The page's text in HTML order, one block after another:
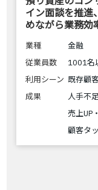
イン面談を推進
めながら業務効
業種
金融
従業員数
1001名
利用シーン 既存顧
成果
人手不
売上UP
顧客タ